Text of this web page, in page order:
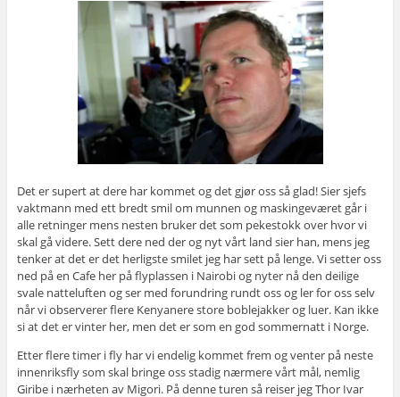
Det er supert at dere har kommet og det gjør oss så glad! Sier sjefs
vaktmann med ett bredt smil om munnen og maskingeværet går i
alle retninger mens nesten bruker det som pekestokk over hvor vi
skal gå videre. Sett dere ned der og nyt vårt land sier han, mens jeg
tenker at det er det herligste smilet jeg har sett på lenge. Vi setter oss
ned på en Cafe her på flyplassen i Nairobi og nyter nå den deilige
svale natteluften og ser med forundring rundt oss og ler for oss selv
når vi observerer flere Kenyanere store boblejakker og luer. Kan ikke
si at det er vinter her, men det er som en god sommernatt i Norge.
Etter flere timer i fly har vi endelig kommet frem og venter på neste
innenriksfly som skal bringe oss stadig nærmere vårt mål, nemlig
Giribe i nærheten av Migori. På denne turen så reiser jeg Thor Ivar